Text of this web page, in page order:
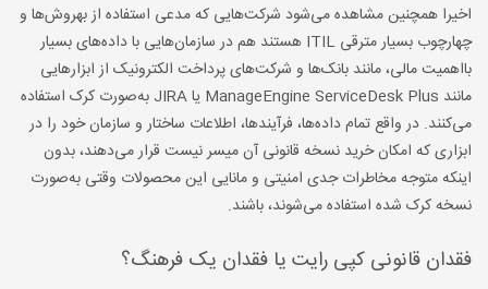
اخیرا همچنین مشاهده می‌شود شرکت‌هایی که مدعی استفاده از بهروش‌ها و
چهارچوب بسیار مترقی ITIL هستند هم در سازمان‌هایی با داده‌های بسیار
بااهمیت مالی، مانند بانک‌ها و شرکت‌های پرداخت الکترونیک از ابزارهایی
مانند ManageEngine ServiceDesk Plus یا JIRA به‌صورت کرک استفاده
می‌کنند. در واقع تمام داده‌ها، فرآیندها، اطلاعات ساختار و سازمان خود را در
ابزاری که امکان خرید نسخه قانونی آن میسر نیست قرار می‌دهند، بدون
اینکه متوجه مخاطرات جدی امنیتی و مانایی این محصولات وقتی به‌صورت
نسخه کرک شده استفاده می‌شوند، باشند.
فقدان قانونی کپی رایت یا فقدان یک فرهنگ؟